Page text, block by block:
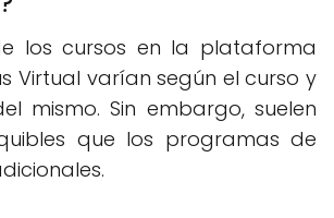
los cursos en la plataforma
Virtual varían según el curso y
mismo. Sin embargo, suelen
que los programas de